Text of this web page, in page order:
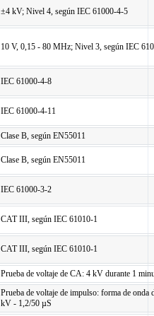
±4 kV; Nivel 4, según IEC 61000-4-5
10 V, 0,15 - 80 MHz; Nivel 3, según IEC
IEC 61000-4-8
IEC 61000-4-11
Clase B, según EN55011
Clase B, según EN55011
IEC 61000-3-2
CAT III, según IEC 61010-1
CAT III, según IEC 61010-1
Prueba de voltaje de CA: 4 kV durante 1
Prueba de voltaje de impulso: forma de onda
kV - 1,2/50 µS